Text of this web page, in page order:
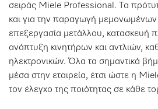
σειράς Miele Professional. Τα
και για την παραγωγή
επεξεργασία μετάλλου, κατασκευή
ανάπτυξη κινητήρων και αντλιών,
ηλεκτρονικών. Όλα τα σημαντικά
μέσα στην εταιρεία, έτσι ώστε η
τον έλεγχο της ποιότητας σε κάθε